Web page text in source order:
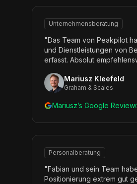
Unternehmensberatung
"Das Team von Peakpilot
und Dienstleistungen von
erfasst. Absolut
Mariusz Kleefeld
Graham & Scales
Mariusz’s Google Review
Personalberatung
"Fabian und sein Team
Positionierung extrem gut